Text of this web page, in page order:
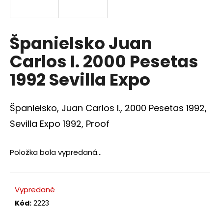
Španielsko Juan
Carlos I. 2000 Pesetas
1992 Sevilla Expo
Španielsko, Juan Carlos I., 2000 Pesetas 1992,
Sevilla Expo 1992, Proof
Položka bola vypredaná…
Vypredané
Kód: 2223
s
ť
?
HĽADAŤ
d
o